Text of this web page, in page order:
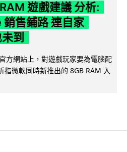
遊戲建議 分析:
售鋪路 連自家
到
方網站上，對遊戲玩家要為電腦配
指微軟同時新推出的 8GB RAM 入